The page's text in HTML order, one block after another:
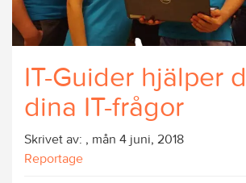
IT-Guider hjälper
dina IT-frågor
Skrivet av: , mån 4 juni, 2018
Reportage